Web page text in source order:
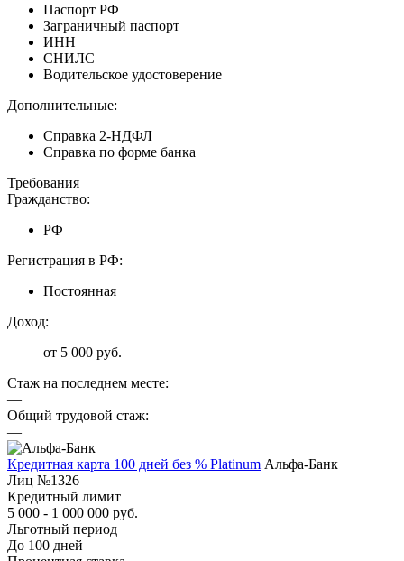
Паспорт РФ
Заграничный паспорт
ИНН
СНИЛС
Водительское удостоверение
Дополнительные:
Справка 2-НДФЛ
Справка по форме банка
Требования
Гражданство:
РФ
Регистрация в РФ:
Постоянная
Доход:
от 5 000 руб.
Стаж на последнем месте:
—
Общий трудовой стаж:
—
Кредитная карта 100 дней без % Platinum Альфа-Банк
Лиц №1326
Кредитный лимит
5 000 - 1 000 000 руб.
Льготный период
До 100 дней